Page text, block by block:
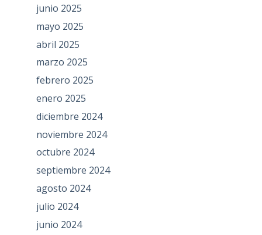
junio 2025
mayo 2025
abril 2025
marzo 2025
febrero 2025
enero 2025
diciembre 2024
noviembre 2024
octubre 2024
septiembre 2024
agosto 2024
julio 2024
junio 2024